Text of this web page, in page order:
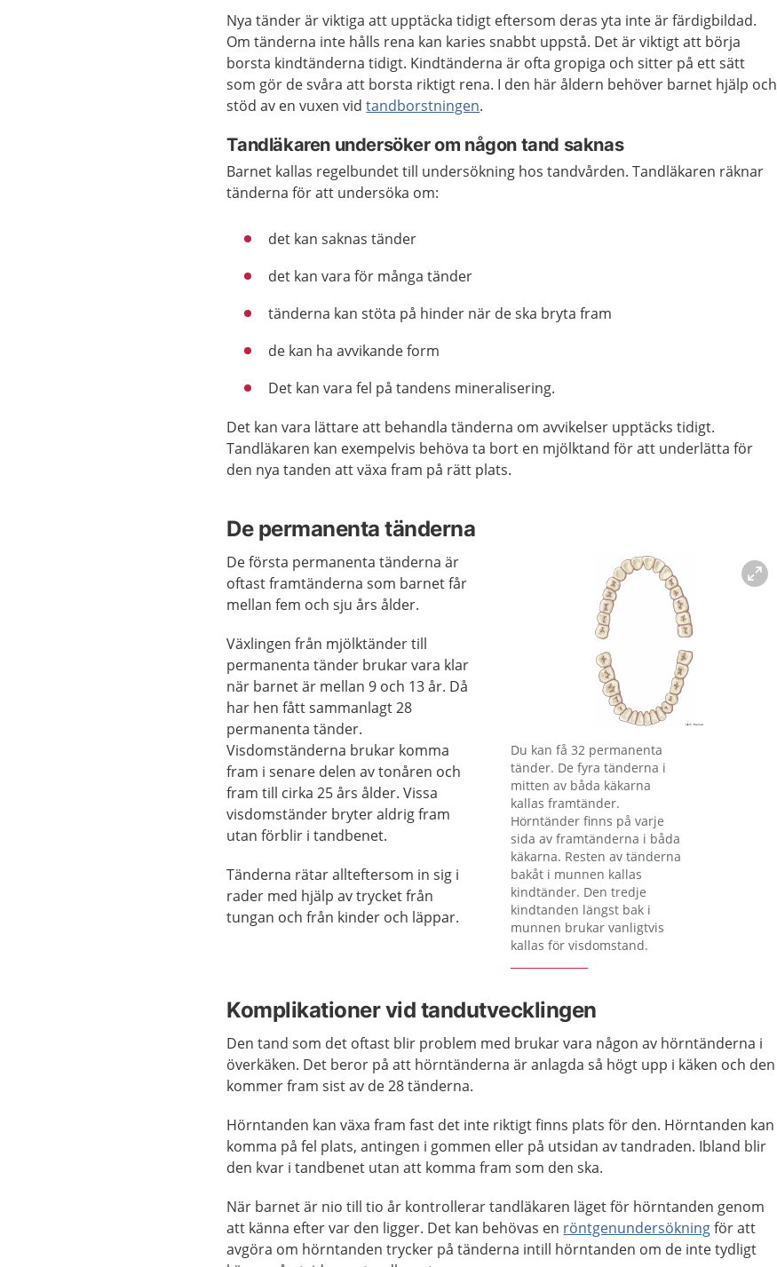
Nya tänder är viktiga att upptäcka tidigt eftersom deras yta inte är färdigbildad.
Om tänderna inte hålls rena kan karies snabbt uppstå. Det är viktigt att börja
borsta kindtänderna tidigt. Kindtänderna är ofta gropiga och sitter på ett sätt
som gör de svåra att borsta riktigt rena. I den här åldern behöver barnet hjälp och
stöd av en vuxen vidtandborstningen.
Tandläkaren undersöker om någon tand saknas
Barnet kallas regelbundet till undersökning hos tandvården. Tandläkaren räknar
tänderna för att undersöka om:
det kan saknas tänder
det kan vara för många tänder
tänderna kan stöta på hinder när de ska bryta fram
de kan ha avvikande form
Det kan vara fel på tandens mineralisering.
Det kan vara lättare att behandla tänderna om avvikelser upptäcks tidigt.
Tandläkaren kan exempelvis behöva ta bort en mjölktand för att underlätta för
den nya tanden att växa fram på rätt plats.
De permanenta tänderna
Förstora bilden
Du kan få 32 permanenta
tänder. De fyra tänderna i
mitten av båda käkarna
kallas framtänder.
Hörntänder finns på varje
sida av framtänderna i båda
käkarna. Resten av tänderna
bakåt i munnen kallas
kindtänder. Den tredje
kindtanden längst bak i
munnen brukar vanligtvis
kallas för visdomstand.
De första permanenta tänderna är
oftast framtänderna som barnet får
mellan fem och sju års ålder.
Växlingen från mjölktänder till
permanenta tänder brukar vara klar
när barnet är mellan 9 och 13 år. Då
har hen fått sammanlagt 28
permanenta tänder.
Visdomständerna brukar komma
fram i senare delen av tonåren och
fram till cirka 25 års ålder. Vissa
visdomständer bryter aldrig fram
utan förblir i tandbenet.
Tänderna rätar allteftersom in sig i
rader med hjälp av trycket från
tungan och från kinder och läppar.
Komplikationer vid tandutvecklingen
Den tand som det oftast blir problem med brukar vara någon av hörntänderna i
överkäken. Det beror på att hörntänderna är anlagda så högt upp i käken och den
kommer fram sist av de 28 tänderna.
Hörntanden kan växa fram fast det inte riktigt finns plats för den. Hörntanden kan
komma på fel plats, antingen i gommen eller på utsidan av tandraden. Ibland blir
den kvar i tandbenet utan att komma fram som den ska.
När barnet är nio till tio år kontrollerar tandläkaren läget för hörntanden genom
att känna efter var den ligger. Det kan behövas en röntgenundersökningför att
avgöra om hörntanden trycker på tänderna intill hörntanden om de inte tydligt